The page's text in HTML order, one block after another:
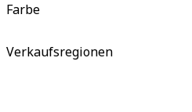
Farbe
Verkaufsregionen